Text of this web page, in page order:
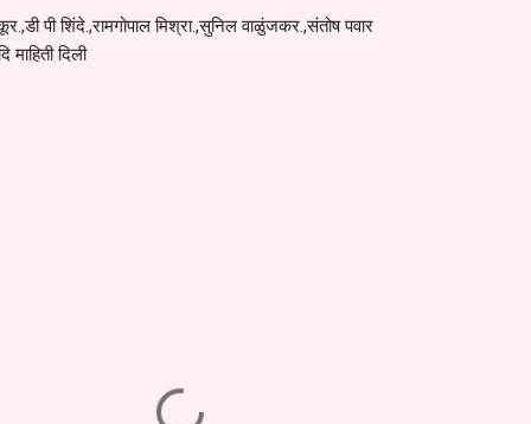
पी शिंदे.,रामगोपाल मिश्रा.,सुनिल वाळुंजकर.,संतोष पवार
माहिती दिली